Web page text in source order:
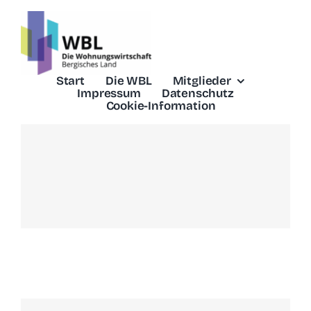
Start Die WBL
Mitglieder
Impressum
Datenschutz
Cookie-Information